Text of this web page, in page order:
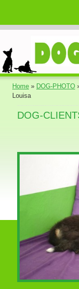
Home » DOG-PHOTO
Louisa
DOG-